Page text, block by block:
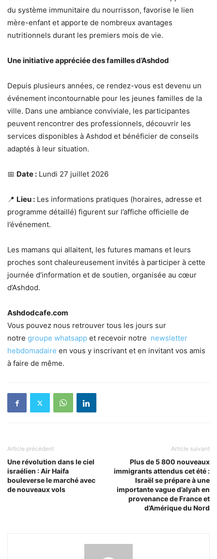
du système immunitaire du nourrisson, favorise le lien
mère-enfant et apporte de nombreux avantages
nutritionnels durant les premiers mois de vie.
Une initiative appréciée des familles d’Ashdod
Depuis plusieurs années, ce rendez-vous est devenu un
événement incontournable pour les jeunes familles de la
ville. Dans une ambiance conviviale, les participantes
peuvent rencontrer des professionnels, découvrir les
services disponibles à Ashdod et bénéficier de conseils
adaptés à leur situation.
📅 Date : Lundi 27 juillet 2026
📍 Lieu : Les informations pratiques (horaires, adresse et
programme détaillé) figurent sur l’affiche officielle de
l’événement.
Les mamans qui allaitent, les futures mamans et leurs
proches sont chaleureusement invités à participer à cette
journée d’information et de soutien, organisée au cœur
d’Ashdod.
Ashdodcafe.com
Vous pouvez nous retrouver tous les jours sur
notre groupe whatsapp et recevoir notre newsletter
hebdomadaire en vous y inscrivant et en invitant vos amis
à faire de même.
Article précédent
Une révolution dans le ciel
israélien : Air Haifa
bouleverse le marché avec
de nouveaux vols
Article suivant
Plus de 5 800 nouveaux
immigrants attendus cet été :
Israël se prépare à une
importante vague d’alyah en
provenance de France et
d’Amérique du Nord